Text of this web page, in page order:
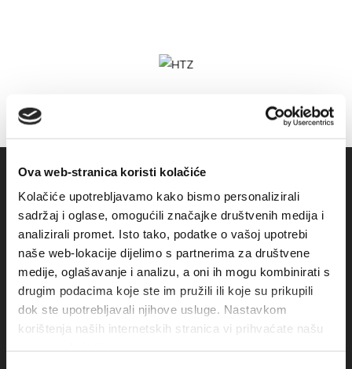
Ova web-stranica koristi kolačiće
Kolačiće upotrebljavamo kako bismo personalizirali
sadržaj i oglase, omogućili značajke društvenih medija i
analizirali promet. Isto tako, podatke o vašoj upotrebi
naše web-lokacije dijelimo s partnerima za društvene
medije, oglašavanje i analizu, a oni ih mogu kombinirati s
drugim podacima koje ste im pružili ili koje su prikupili
dok ste upotrebljavali njihove usluge. Nastavkom
korištenja naših internetskih stranica vi prihvaćate našu
Obala sv. Nikole 31, Baška Voda